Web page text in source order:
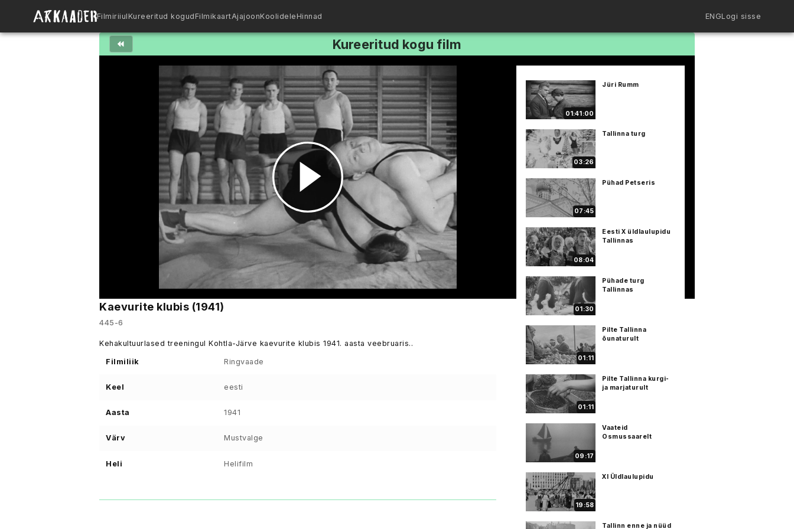
Filmiriiul Kureeritud kogud FilmikaartAjajoonKoolidele Hinnad ENGLogi sisse
Kureeritud kogu film
Esita
video
Kaevurite klubis (1941)
445-6
Kehakultuurlased treeningul Kohtla-Järve kaevurite klubis 1941. aasta veebruaris..
Filmiliik Ringvaade
Keel eesti
Aasta 1941
Värv Mustvalge
Heli Helifilm
01:41:00
Jüri Rumm
03:26
Tallinna turg
07:45
Pühad Petseris
08:04
Eesti X üldlaulupidu
Tallinnas
01:30
Pühade turg
Tallinnas
01:11
Pilte Tallinna
õunaturult
01:11
Pilte Tallinna kurgi-
ja marjaturult
09:17
Vaateid
Osmussaarelt
19:58
XI Üldlaulupidu
Tallinn enne ja nüüd